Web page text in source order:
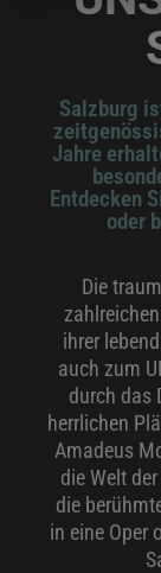
Salzburg
Jahre
Entdecken
oder
Die
ihrer
auch zum
durch das
herrlichen
Amadeus
die Welt
die
in eine Oper